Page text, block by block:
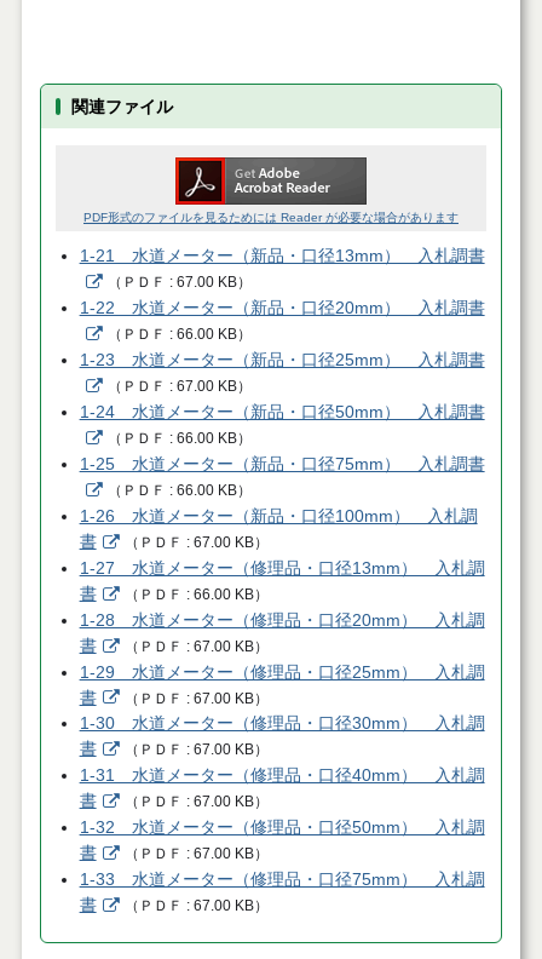
関連ファイル
PDF形式のファイルを見るためには Reader が必要な場合があります
1-21 水道メーター（新品・口径13mm） 入札調書
（ ＰＤＦ 67.00 KB）
1-22 水道メーター（新品・口径20mm） 入札調書
（ ＰＤＦ 66.00 KB）
1-23 水道メーター（新品・口径25mm） 入札調書
（ ＰＤＦ 67.00 KB）
1-24 水道メーター（新品・口径50mm） 入札調書
（ ＰＤＦ 66.00 KB）
1-25 水道メーター（新品・口径75mm） 入札調書
（ ＰＤＦ 66.00 KB）
1-26 水道メーター（新品・口径100mm） 入札調
書
（ ＰＤＦ 67.00 KB）
1-27 水道メーター（修理品・口径13mm） 入札調
書
（ ＰＤＦ 66.00 KB）
1-28 水道メーター（修理品・口径20mm） 入札調
書
（ ＰＤＦ 67.00 KB）
1-29 水道メーター（修理品・口径25mm） 入札調
書
（ ＰＤＦ 67.00 KB）
1-30 水道メーター（修理品・口径30mm） 入札調
書
（ ＰＤＦ 67.00 KB）
1-31 水道メーター（修理品・口径40mm） 入札調
書
（ ＰＤＦ 67.00 KB）
1-32 水道メーター（修理品・口径50mm） 入札調
書
（ ＰＤＦ 67.00 KB）
1-33 水道メーター（修理品・口径75mm） 入札調
書
（ ＰＤＦ 67.00 KB）